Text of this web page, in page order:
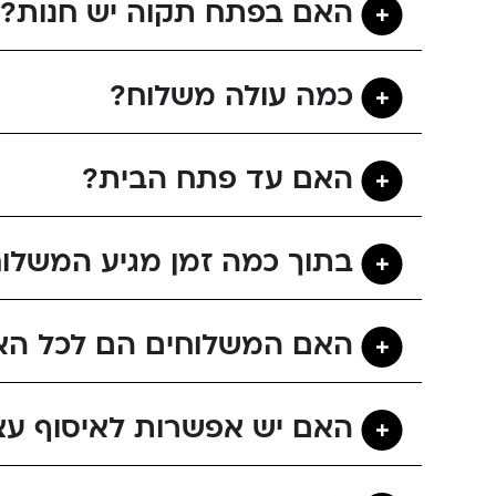
האם בפתח תקוה יש חנות?
כמה עולה משלוח?
האם עד פתח הבית?
בתוך כמה זמן מגיע
האם המשלוחים הם לכל
האם יש אפשרות לאיסוף